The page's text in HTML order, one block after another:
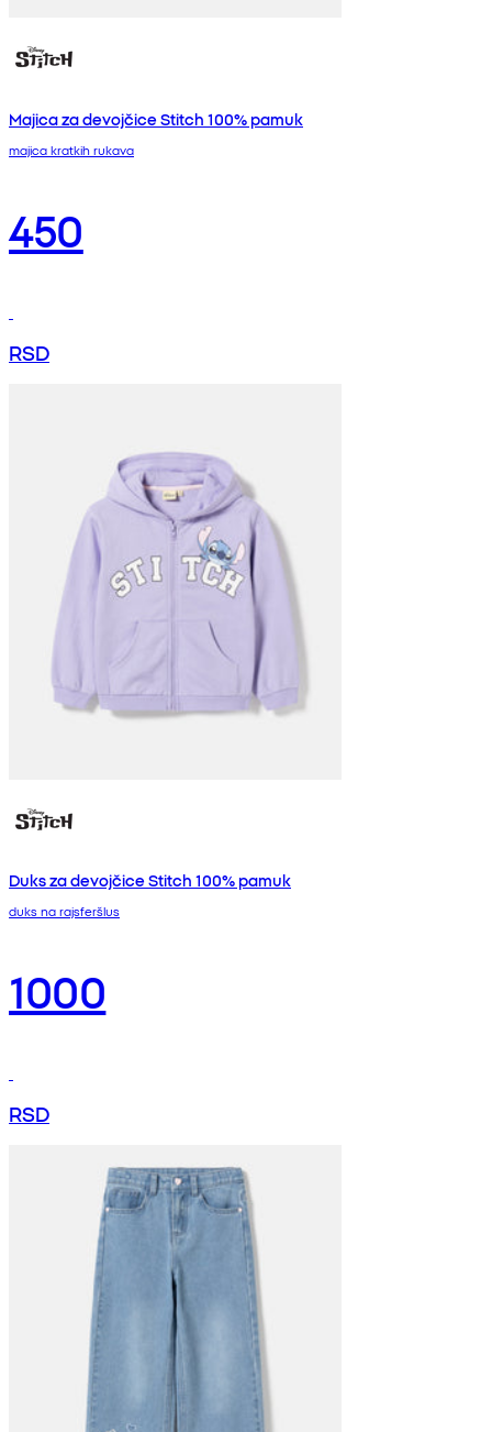
Majica za devojčice Stitch 100% pamuk
majica kratkih rukava
450
RSD
Duks za devojčice Stitch 100% pamuk
duks na rajsferšlus
1000
RSD